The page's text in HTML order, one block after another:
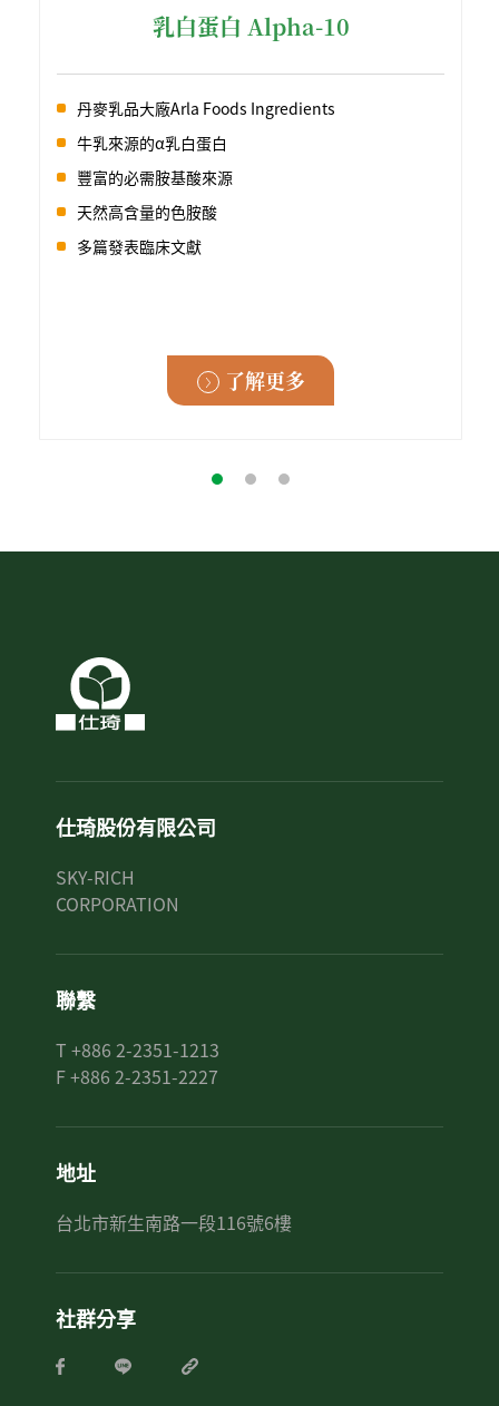
乳白蛋白 Alpha-10
丹麥乳品大廠Arla Foods Ingredients
牛乳來源的α乳白蛋白
豐富的必需胺基酸來源
天然高含量的色胺酸
多篇發表臨床文獻
了解更多
仕琦股份有限公司
SKY-RICH
CORPORATION
聯繫
T +886 2-2351-1213
F +886 2-2351-2227
地址
台北市新生南路一段116號6樓
社群分享